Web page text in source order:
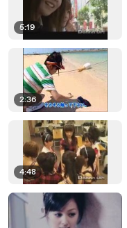
5:19
2:36
4:48